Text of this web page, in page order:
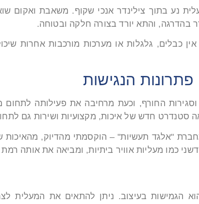
נע בתוך צילינדר אנכי שקוף. משאבת ואקום
בהדרגה, והתא יורד בצורה חלקה ובטוחה.
כבלים, גלגלות או מערכות מורכבות אחרות
הנגישות
החורף, וכעת מרחיבה את פעילותה לתחום
"אלגד תעשיות" – הוקסמתי מהדיוק, מהאיכות
כמו מעליות אוויר ביתיות, ומביאה את אותה רמת
הגמישות בעיצוב. ניתן להתאים את המעלית